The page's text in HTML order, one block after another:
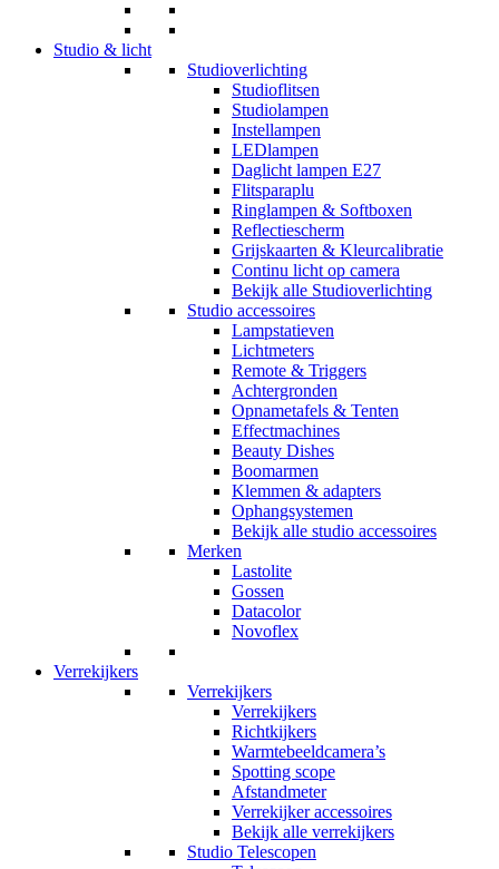
Studio & licht
Studioverlichting
Studioflitsen
Studiolampen
Instellampen
LEDlampen
Daglicht lampen E27
Flitsparaplu
Ringlampen & Softboxen
Reflectiescherm
Grijskaarten & Kleurcalibratie
Continu licht op camera
Bekijk alle Studioverlichting
Studio accessoires
Lampstatieven
Lichtmeters
Remote & Triggers
Achtergronden
Opnametafels & Tenten
Effectmachines
Beauty Dishes
Boomarmen
Klemmen & adapters
Ophangsystemen
Bekijk alle studio accessoires
Merken
Lastolite
Gossen
Datacolor
Novoflex
Verrekijkers
Verrekijkers
Verrekijkers
Richtkijkers
Warmtebeeldcamera’s
Spotting scope
Afstandmeter
Verrekijker accessoires
Bekijk alle verrekijkers
Studio Telescopen